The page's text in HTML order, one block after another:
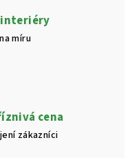
míru
cena
zákazníci